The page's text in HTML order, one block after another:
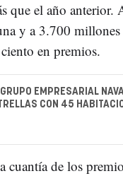
que el año anterior.
y a 3.700
en premios.
EMPRESARIAL
CON 45
cuantía de los